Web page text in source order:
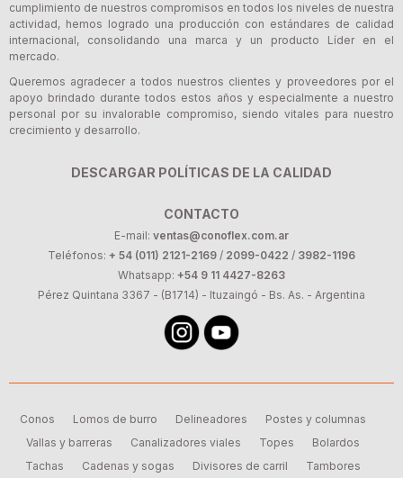
cumplimiento de nuestros compromisos en todos los niveles de nuestra
actividad, hemos logrado una producción con estándares de calidad
internacional, consolidando una marca y un producto Líder en el
mercado.
Queremos agradecer a todos nuestros clientes y proveedores por el
apoyo brindado durante todos estos años y especialmente a nuestro
personal por su invalorable compromiso, siendo vitales para nuestro
crecimiento y desarrollo.
DESCARGAR POLÍTICAS DE LA CALIDAD
CONTACTO
E-mail: ventas@conoflex.com.ar
Teléfonos: + 54 (011) 2121-2169 / 2099-0422 / 3982-1196
Whatsapp: +54 9 11 4427-8263
Pérez Quintana 3367 - (B1714) - Ituzaingó - Bs. As. - Argentina
Conos Lomos de burro Delineadores
Postes y columnas
Vallas y barreras
Canalizadores viales Topes
Bolardos
Tachas
Cadenas y sogas Divisores de carril Tambores